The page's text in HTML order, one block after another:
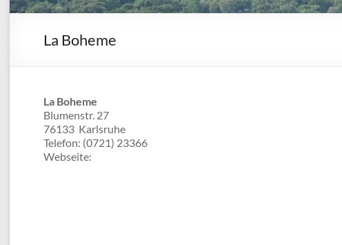
La Boheme
La Boheme
Blumenstr. 27
76133 Karlsruhe
Telefon: (0721) 23366
Webseite: